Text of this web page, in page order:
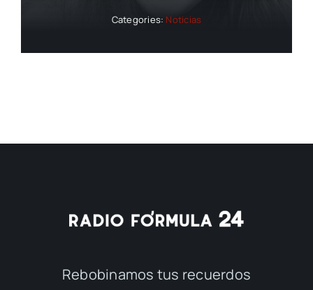
Categories: Noticias
Rebobinamos tus recuerdos